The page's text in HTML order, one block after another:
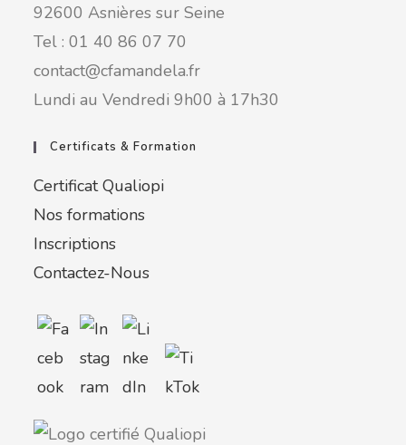
92600 Asnières sur Seine
Tel : 01 40 86 07 70
contact@cfamandela.fr
Lundi au Vendredi 9h00 à 17h30
Certificats & Formation
Certificat Qualiopi
Nos formations
Inscriptions
Contactez-Nous